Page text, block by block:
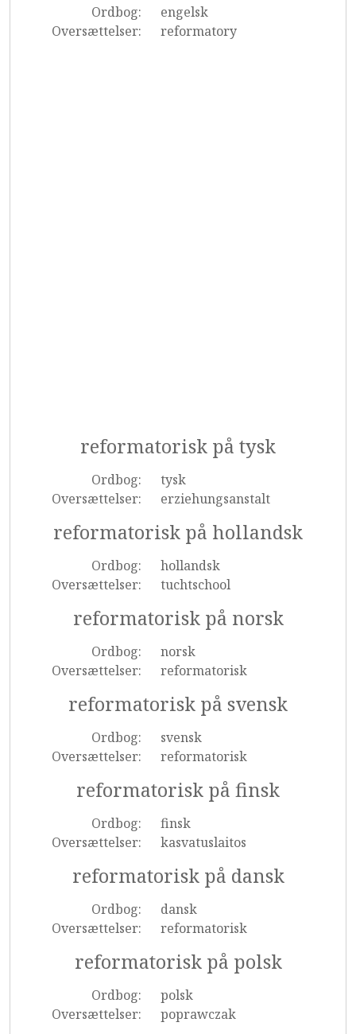
Ordbog:
engelsk
Oversættelser:
reformatory
reformatorisk på tysk
Ordbog:
tysk
Oversættelser:
erziehungsanstalt
reformatorisk på hollandsk
Ordbog:
hollandsk
Oversættelser:
tuchtschool
reformatorisk på norsk
Ordbog:
norsk
Oversættelser:
reformatorisk
reformatorisk på svensk
Ordbog:
svensk
Oversættelser:
reformatorisk
reformatorisk på finsk
Ordbog:
finsk
Oversættelser:
kasvatuslaitos
reformatorisk på dansk
Ordbog:
dansk
Oversættelser:
reformatorisk
reformatorisk på polsk
Ordbog:
polsk
Oversættelser:
poprawczak